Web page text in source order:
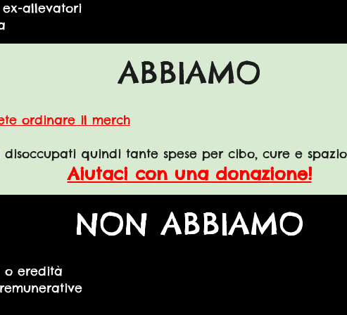
allevatori
ABBIAMO
ordinare il merch
quindi tante spese per cibo, cure e
Aiutaci con una donazione!
NONABBIAMO
o eredità